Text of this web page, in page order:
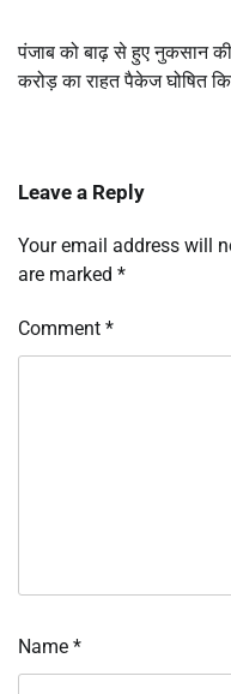
पंजाब को बाढ़ से हुए नुकसान
करोड़ का राहत पैकेज घोषित
Leave a Reply
Your email address will
are marked *
Comment *
Name *